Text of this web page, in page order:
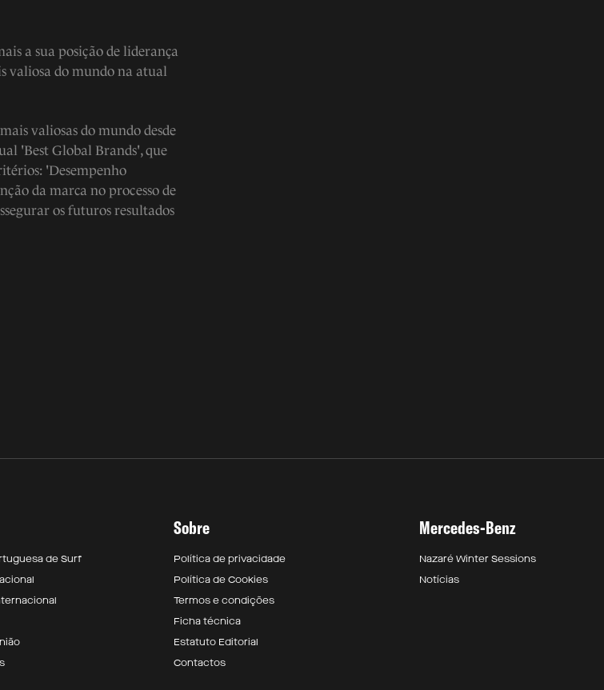
a sua posição de liderança
valiosa do mundo na atual
valiosas do mundo desde
'Best Global Brands', que
'Desempenho
da marca no processo de
os futuros resultados
de Surf
Sobre
Política de privacidade
Política de Cookies
Termos e condições
Ficha técnica
Estatuto Editorial
Contactos
Mercedes-Benz
Nazaré Winter Sessions
Notícias